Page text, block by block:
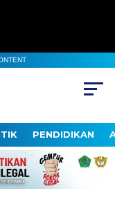
PENDIDIKAN